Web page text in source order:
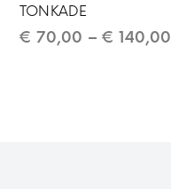
TONKADE
€ 70,00 –€ 140,00